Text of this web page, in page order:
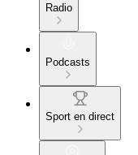
Radio
Podcasts
Sport en direct